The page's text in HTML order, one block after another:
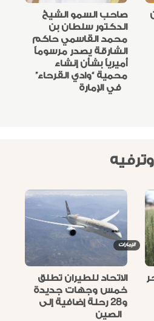
صاحب السمو الشيخ
الدكتور سلطان بن
محمد القاسمي حاكم
الشارقة يصدر مرسوماً
أميرياً بشأن إنشاء
محمية “وادي القرحاء”
الإمارات
الاتحاد للطيران تطلق
خمس وجهات جديدة
و28 رحلة إضافية إلى
الصين